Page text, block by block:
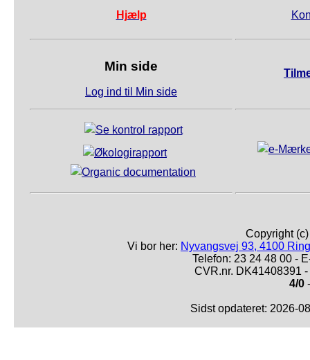
Hjælp
Min side
Log ind til Min side
Copyright
Vi bor her: Nyvangsvej 93, 4100
Telefon: 23 24 48 00 -
CVR.nr. DK41408391
4/0
Sidst opdateret: 2026-